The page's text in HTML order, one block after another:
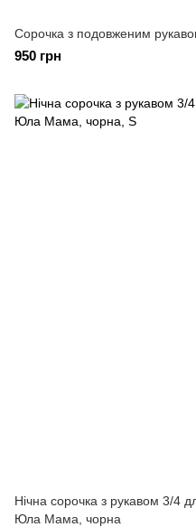
Сорочка з подовженим
950 грн
Нічна сорочка з рукавом 3/4
Юла Мама, чорна